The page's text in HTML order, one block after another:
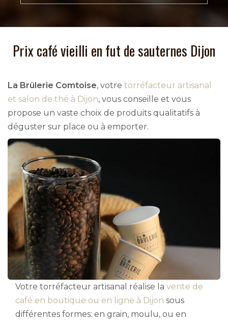
Prix café vieilli en fut de sauternes Dijon
La Brûlerie Comtoise, votre torréfacteur artisanal
et salon de thé à Dijon, vous conseille et vous
propose un vaste choix de produits qualitatifs à
déguster sur place ou à emporter.
Votre torréfacteur artisanal réalise la vente de
café en boutique ou en ligne à Dijon sous
différentes formes: en grain, moulu, ou en